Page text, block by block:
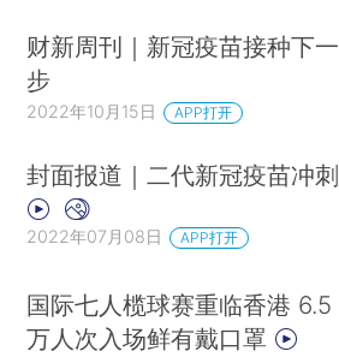
财新周刊｜新冠疫苗接种下一
步
2022年10月15日 APP打开
封面报道｜二代新冠疫苗冲刺
2022年07月08日 APP打开
国际七人榄球赛重临香港 6.5
万人次入场鲜有戴口罩